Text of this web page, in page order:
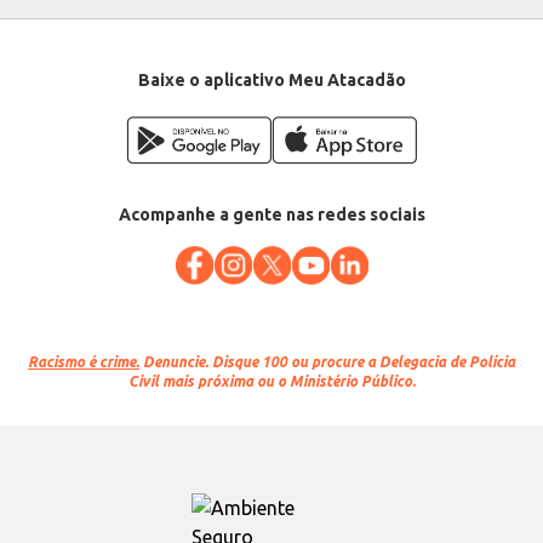
Baixe o aplicativo Meu Atacadão
Acompanhe a gente nas redes sociais
Racismo é crime. Denuncie. Disque 100 ou procure a Delegacia de Polícia
Civil mais próxima ou o Ministério Público.